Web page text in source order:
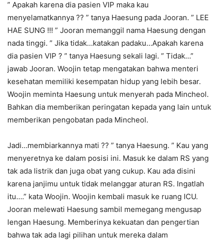
” Apakah karena dia pasien VIP maka kau
menyelamatkannya ?? ” tanya Haesung pada Jooran. ” LEE
HAE SUNG !!! ” Jooran memanggil nama Haesung dengan
nada tinggi. ” Jika tidak…katakan padaku…Apakah karena
dia pasien VIP ? ” tanya Haesung sekali lagi. ” Tidak…”
jawab Jooran. Woojin tetap mengatakan bahwa menteri
kesehatan memiliki kesempatan hidup yang lebih besar.
Woojin meminta Haesung untuk menyerah pada Mincheol.
Bahkan dia memberikan peringatan kepada yang lain untuk
memberikan pengobatan pada Mincheol.
Jadi…membiarkannya mati ?? ” tanya Haesung. ” Kau yang
menyeretnya ke dalam posisi ini. Masuk ke dalam RS yang
tak ada listrik dan juga obat yang cukup. Kau ada disini
karena janjimu untuk tidak melanggar aturan RS. Ingatlah
itu….” kata Woojin. Woojin kembali masuk ke ruang ICU.
Jooran melewati Haesung sambil memegang mengusap
lengan Haesung. Memberinya kekuatan dan pengertian
bahwa tak ada lagi pilihan untuk mereka dalam